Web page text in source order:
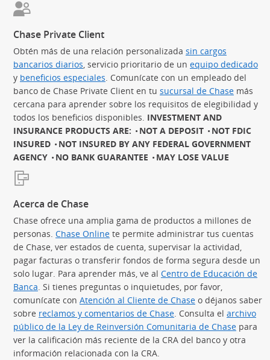
Chase Private Client
Obtén más de una relación personalizada sin cargos
bancarios diarios(Se abre en superposición)
, servicio prioritario de un equipo dedicado
y beneficios especiales(Se abre en superposición)
. Comunícate con un empleado del
banco de Chase Private Client en tu sucursal de Chase más
cercana para aprender sobre los requisitos de elegibilidad y
todos los beneficios disponibles. INVESTMENT AND
INSURANCE PRODUCTS ARE:
NOT A DEPOSIT
NOT FDIC
INSURED
NOT INSURED BY ANY FEDERAL GOVERNMENT
AGENCY
NO BANK GUARANTEE MAY LOSE VALUE
Acerca de Chase
Chase ofrece una amplia gama de productos a millones de
personas. Chase Online te permite administrar tus cuentas
de Chase, ver estados de cuenta, supervisar la actividad,
pagar facturas o transferir fondos de forma segura desde un
solo lugar. Para aprender más, ve al Centro de Educación de
Banca(Se abre en superposición)
. Si tienes preguntas o inquietudes, por favor,
comunícate con Atención al Cliente de Chase o déjanos saber
sobre reclamos y comentarios de Chase. Consulta el archivo
público de la Ley de Reinversión Comunitaria de Chase (Se
para
ver la calificación más reciente de la CRA del banco y otra
información relacionada con la CRA.